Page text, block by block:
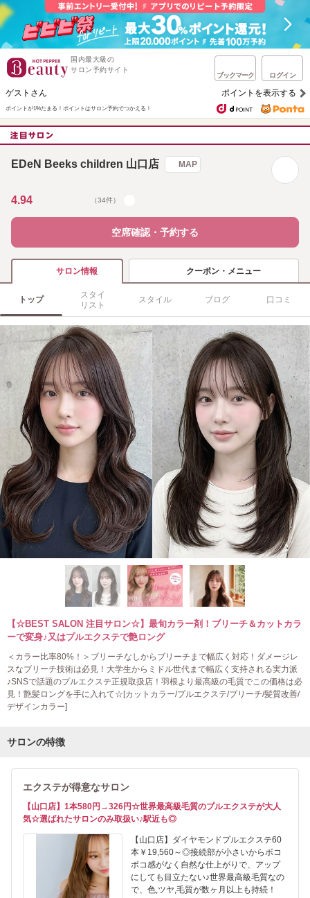
国内最大級の
サロン予約サイト
ブックマーク ログイン
ゲストさん ポイントを表示する
ポイントが1%たまる！ ポイントはサロン予約でつかえる！
EDeN Beeks children 山口店 MAP
4.94 （34件）
空席確認・予約する
サロン情報 クーポン・メニュー
トップ
スタイ
リスト
スタイル ブログ 口コミ
【☆BEST SALON 注目サロン☆】最旬カラー剤！ブリーチ＆カットカラ
ーで変身♪又はプルエクステで艶ロング
＜カラー比率80%！＞ブリーチなしからブリーチまで幅広く対応！ダメージレ
スなブリーチ技術は必見！大学生からミドル世代まで幅広く支持される実力派
♪SNSで話題のプルエクステ正規取扱店！羽根より最高級の毛質でこの価格は必
見！艶髪ロングを手に入れて☆[カットカラー/プルエクステ/ブリーチ/髪質改善/
デザインカラー]
サロンの特徴
エクステが得意なサロン
【山口店】1本580円→326円☆世界最高級毛質のプルエクステが大人
気☆選ばれたサロンのみ取扱い♪駅近も◎
【山口店】ダイヤモンドプルエクステ60
本￥19,560～◎接続部が小さいからボコ
ボコ感がなく自然な仕上がりで、アップ
にしても目立たない♪世界最高級毛質なの
で、色,ツヤ,毛質が数ヶ月以上も持続！